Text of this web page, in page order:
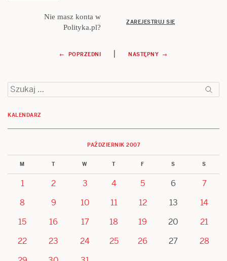
Nie masz konta w
Polityka.pl?
ZAREJESTRUJ SIĘ
Nawigacja
wpisu
← POPRZEDNI | NASTĘPNY →
Szukaj:
KALENDARZ
PAŹDZIERNIK 2007
M T W T F S S
1 2 3 4 5 6
7
8
9 10 11 12 13
14
15
16 17 18 19 20
21
22
23 24 25 26 27
28